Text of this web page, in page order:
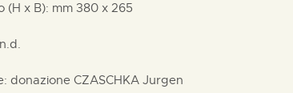
(H x B): mm 380 x 265
donazione CZASCHKA Jurgen